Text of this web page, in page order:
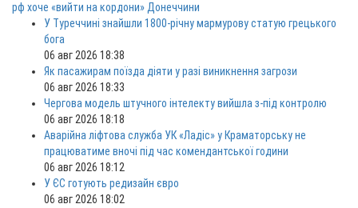
рф хоче «вийти на кордони» Донеччини
У Туреччині знайшли 1800-річну мармурову статую грецького
бога
06 авг 2026 18:38
Як пасажирам поїзда діяти у разі виникнення загрози
06 авг 2026 18:33
Чергова модель штучного інтелекту вийшла з-під контролю
06 авг 2026 18:18
Аварійна ліфтова служба УК «Ладіс» у Краматорську не
працюватиме вночі під час комендантської години
06 авг 2026 18:12
У ЄС готують редизайн євро
06 авг 2026 18:02